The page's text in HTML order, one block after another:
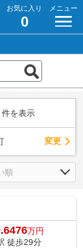
お気に入り
0
メニュー
件を表示
変更
万円
徒歩29分